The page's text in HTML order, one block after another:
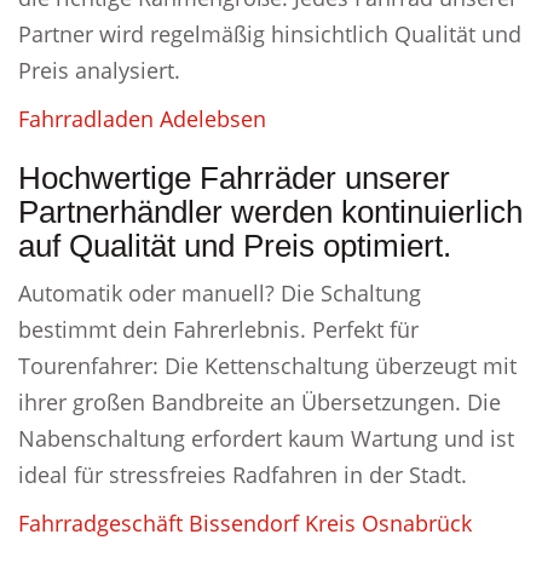
Partner wird regelmäßig hinsichtlich Qualität und
Preis analysiert.
Fahrradladen Adelebsen
Hochwertige Fahrräder unserer
Partnerhändler werden kontinuierlich
auf Qualität und Preis optimiert.
Automatik oder manuell? Die Schaltung
bestimmt dein Fahrerlebnis. Perfekt für
Tourenfahrer: Die Kettenschaltung überzeugt mit
ihrer großen Bandbreite an Übersetzungen. Die
Nabenschaltung erfordert kaum Wartung und ist
ideal für stressfreies Radfahren in der Stadt.
Fahrradgeschäft Bissendorf Kreis Osnabrück